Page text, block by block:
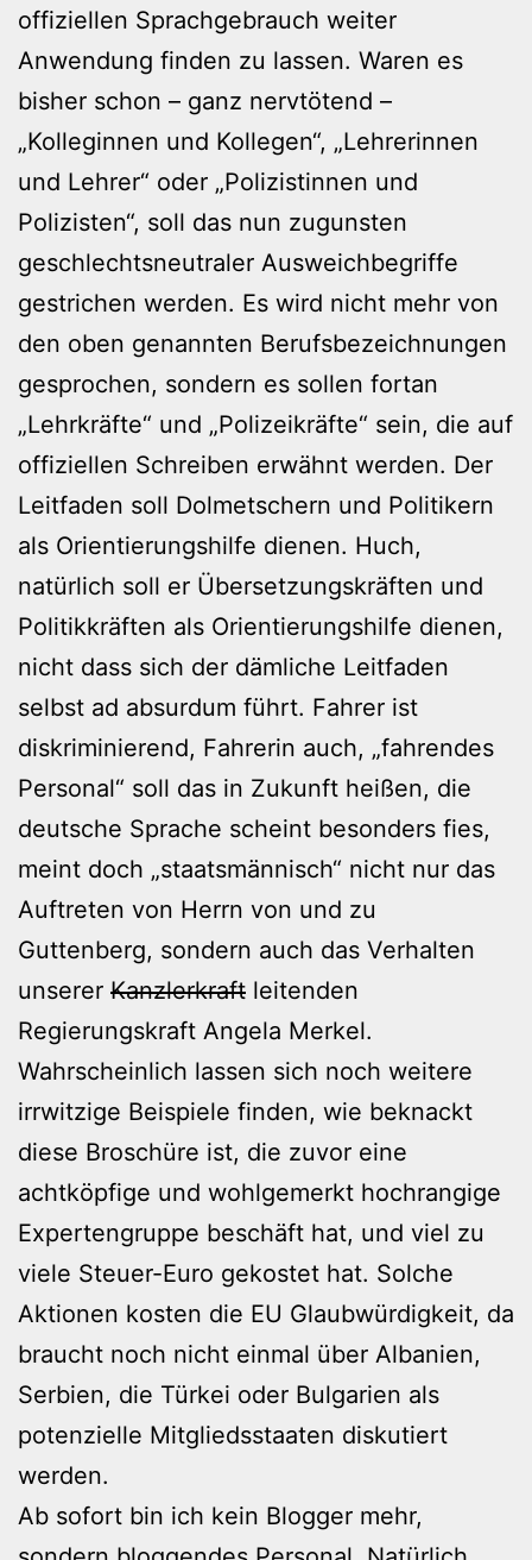
offiziellen Sprachgebrauch weiter
Anwendung finden zu lassen. Waren es
bisher schon – ganz nervtötend –
„Kolleginnen und Kollegen“, „Lehrerinnen
und Lehrer“ oder „Polizistinnen und
Polizisten“, soll das nun zugunsten
geschlechtsneutraler Ausweichbegriffe
gestrichen werden. Es wird nicht mehr von
den oben genannten Berufsbezeichnungen
gesprochen, sondern es sollen fortan
„Lehrkräfte“ und „Polizeikräfte“ sein, die auf
offiziellen Schreiben erwähnt werden. Der
Leitfaden soll Dolmetschern und Politikern
als Orientierungshilfe dienen. Huch,
natürlich soll er Übersetzungskräften und
Politikkräften als Orientierungshilfe dienen,
nicht dass sich der dämliche Leitfaden
selbst ad absurdum führt. Fahrer ist
diskriminierend, Fahrerin auch, „fahrendes
Personal“ soll das in Zukunft heißen, die
deutsche Sprache scheint besonders fies,
meint doch „staatsmännisch“ nicht nur das
Auftreten von Herrn von und zu
Guttenberg, sondern auch das Verhalten
unserer Kanzlerkraft leitenden
Regierungskraft Angela Merkel.
Wahrscheinlich lassen sich noch weitere
irrwitzige Beispiele finden, wie beknackt
diese Broschüre ist, die zuvor eine
achtköpfige und wohlgemerkt hochrangige
Expertengruppe beschäft hat, und viel zu
viele Steuer-Euro gekostet hat. Solche
Aktionen kosten die EU Glaubwürdigkeit, da
braucht noch nicht einmal über Albanien,
Serbien, die Türkei oder Bulgarien als
potenzielle Mitgliedsstaaten diskutiert
werden.
Ab sofort bin ich kein Blogger mehr,